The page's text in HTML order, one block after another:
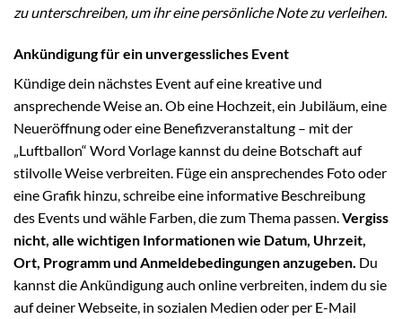
zu unterschreiben, um ihr eine persönliche Note zu verleihen.
Ankündigung für ein unvergessliches Event
Kündige dein nächstes Event auf eine kreative und
ansprechende Weise an. Ob eine Hochzeit, ein Jubiläum, eine
Neueröffnung oder eine Benefizveranstaltung – mit der
„Luftballon“ Word Vorlage kannst du deine Botschaft auf
stilvolle Weise verbreiten. Füge ein ansprechendes Foto oder
eine Grafik hinzu, schreibe eine informative Beschreibung
des Events und wähle Farben, die zum Thema passen.Vergiss
nicht, alle wichtigen Informationen wie Datum, Uhrzeit,
Ort, Programm und Anmeldebedingungen anzugeben. Du
kannst die Ankündigung auch online verbreiten, indem du sie
auf deiner Webseite, in sozialen Medien oder per E-Mail